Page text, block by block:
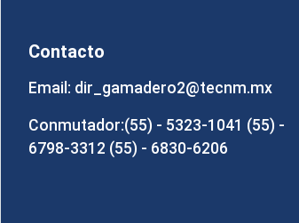
Contacto
Email: dir_gamadero2@tecnm.mx
Conmutador:(55) - 5323-1041 (55) -
6798-3312 (55) - 6830-6206